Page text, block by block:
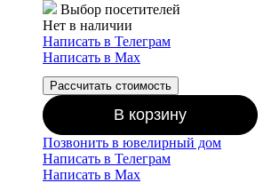
Выбор посетителей
Нет в наличии
Написать в Телеграм
Написать в Мах
Рассчитать стоимость
В корзину
Позвонить в ювелирный дом
Написать в Телеграм
Написать в Мах